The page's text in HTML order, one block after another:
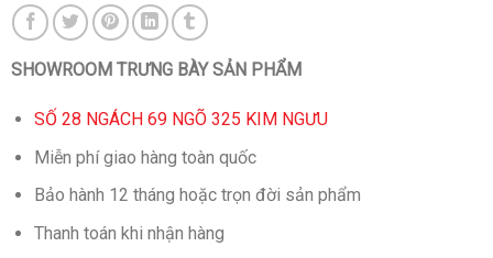
SHOWROOM TRƯNG BÀY SẢN PHẨM
SỐ 28 NGÁCH 69 NGÕ 325 KIM NGƯU
Miễn phí giao hàng toàn quốc
Bảo hành 12 tháng hoặc trọn đời sản phẩm
Thanh toán khi nhận hàng